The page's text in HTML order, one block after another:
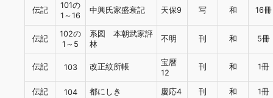
伝記
101の
1～16
中興氏家盛衰記 天保9 写 和 16冊
伝記
102の
1～5
系図 本朝武家評
林
不明 刊 和 5冊
伝記 103 改正紋所帳
宝暦
12
刊 和 1冊
伝記 104 都にしき 慶応4 刊 和 1冊